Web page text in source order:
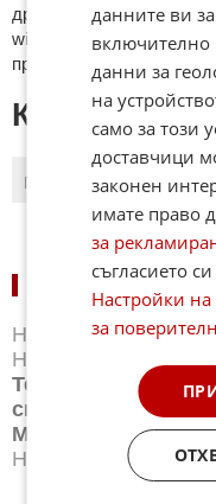
други сайтове и външни
wikipedia.org, mobile.bg,
премахнати.
КОМЕНТАРИ
ПОСЛЕДНИ ПЪРВИ
Новини Бг футбол
Новини
Тенис
Новини
спортове
,Новини
Моторни
Новини
Зимни
данните ви
включително
данни за
на
само за този
доставчици
законен
имате право
за
съгласието
Настройки на
за